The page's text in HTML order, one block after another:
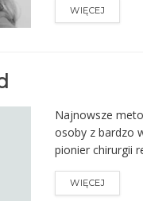
WIĘCEJ
Najnowsze
osoby z bardzo
pionier chirurgii
WIĘCEJ